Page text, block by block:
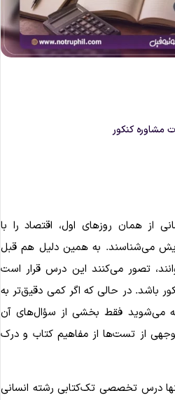
مشاوره‌ کنکور
از همان روزهای اول، اقتصاد را با
می‌شناسند. به همین دلیل هم قبل
تصور می‌کنند این درس قرار است
در حالی که اگر کمی دقیق‌تر به
می‌شوید فقط بخشی از سؤال‌های آن
از تست‌ها از مفاهیم کتاب و درک
درس تخصصی تک‌کتابی رشته انسانی